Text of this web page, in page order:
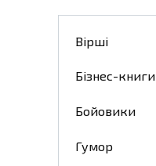
Вірші
Бізнес-книги
Бойовики
Гумор